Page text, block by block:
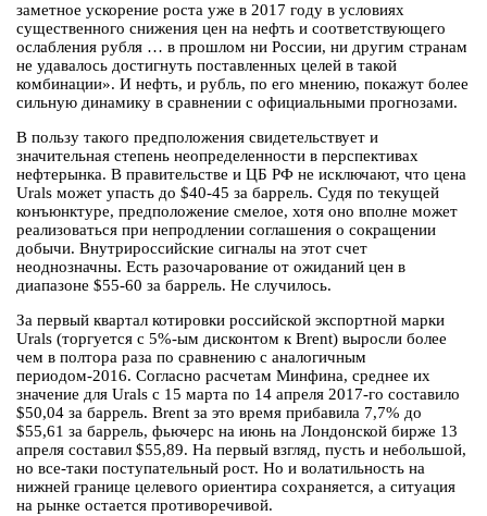
заметное ускорение роста уже в 2017 году в условиях
существенного снижения цен на нефть и соответствующего
ослабления рубля … в прошлом ни России, ни другим странам
не удавалось достигнуть поставленных целей в такой
комбинации». И нефть, и рубль, по его мнению, покажут более
сильную динамику в сравнении с официальными прогнозами.
В пользу такого предположения свидетельствует и
значительная степень неопределенности в перспективах
нефтерынка. В правительстве и ЦБ РФ не исключают, что цена
Urals может упасть до $40-45 за баррель. Судя по текущей
конъюнктуре, предположение смелое, хотя оно вполне может
реализоваться при непродлении соглашения о сокращении
добычи. Внутрироссийские сигналы на этот счет
неоднозначны. Есть разочарование от ожиданий цен в
диапазоне $55-60 за баррель. Не случилось.
За первый квартал котировки российской экспортной марки
Urals (торгуется с 5%-ым дисконтом к Brent) выросли более
чем в полтора раза по сравнению с аналогичным
периодом-2016. Согласно расчетам Минфина, среднее их
значение для Urals с 15 марта по 14 апреля 2017-го составило
$50,04 за баррель. Brent за это время прибавила 7,7% до
$55,61 за баррель, фьючерс на июнь на Лондонской бирже 13
апреля составил $55,89. На первый взгляд, пусть и небольшой,
но все-таки поступательный рост. Но и волатильность на
нижней границе целевого ориентира сохраняется, а ситуация
на рынке остается противоречивой.